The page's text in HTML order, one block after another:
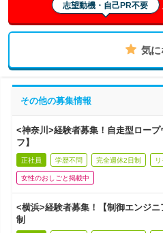
志望動機・自己PR不要
気に
その他の募集情報
<神奈川>経験者募集！自走型ロー
フ】
正社員 学歴不問 完全週休2日制
女性のおしごと掲載中
<横浜>経験者募集！【制御エンジ
制